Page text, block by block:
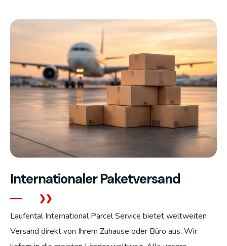
Internationaler Paketversand
Laufental International Parcel Service bietet weltweiten
Versand direkt von Ihrem Zuhause oder Büro aus. Wir